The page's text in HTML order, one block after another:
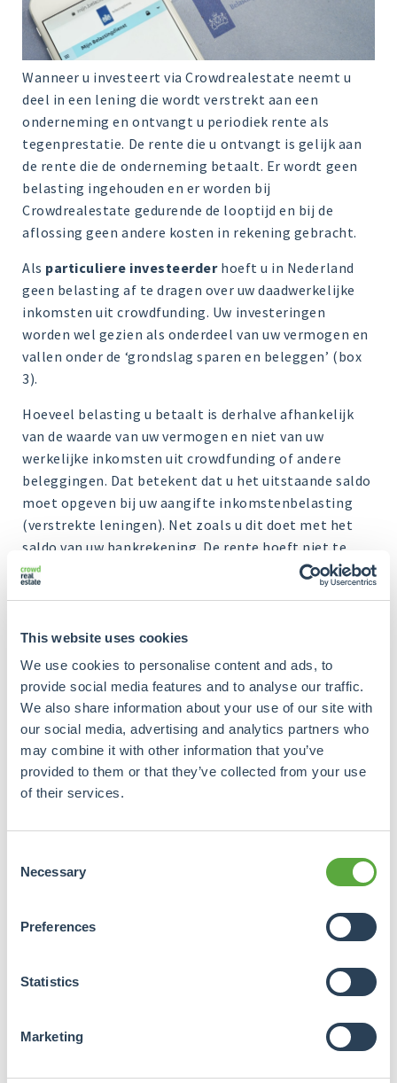
This website uses cookies
We use cookies to personalise content and ads, to
provide social media features and to analyse our traffic.
We also share information about your use of our site with
our social media, advertising and analytics partners who
may combine it with other information that you’ve
provided to them or that they’ve collected from your use
of their services.
Selection
Necessary
Preferences
Statistics
Marketing
Wanneer u investeert via Crowdrealestate neemt u
deel in een lening die wordt verstrekt aan een
onderneming en ontvangt u periodiek rente als
tegenprestatie. De rente die u ontvangt is gelijk aan
de rente die de onderneming betaalt. Er wordt geen
belasting ingehouden en er worden bij
Crowdrealestate gedurende de looptijd en bij de
aflossing geen andere kosten in rekening gebracht.
Als particuliere investeerderhoeft u in Nederland
geen belasting af te dragen over uw daadwerkelijke
inkomsten uit crowdfunding. Uw investeringen
worden wel gezien als onderdeel van uw vermogen en
vallen onder de ‘grondslag sparen en beleggen’ (box
3).
Hoeveel belasting u betaalt is derhalve afhankelijk
van de waarde van uw vermogen en niet van uw
werkelijke inkomsten uit crowdfunding of andere
beleggingen. Dat betekent dat u het uitstaande saldo
moet opgeven bij uw aangifte inkomstenbelasting
(verstrekte leningen). Net zoals u dit doet met het
saldo van uw bankrekening. De rente hoeft niet te
worden opgegeven, tenzij deze wordt bijgeschreven
bij het banksaldo.
belasting van uw inkomsten uit vermogen treft u aan
op dewebsitevan de Belastingdienst.
Bent u eenzakelijke investeerder? Voor
ondernemers die in het kader van hun onderneming
handelen, vormt het geïnvesteerde bedrag een
(vreemd vermogen) vordering die op de balans gezet
moet worden. De ontvangen rente behoort tot het
aftrekbaar. Voor IB ondernemers wordt de winst
belast in box 1 en voor ondernemingen met
vennootschap, wordt hierover
Heeft u specifieke inhoudelijke vragen? Dan adviseren
uw belastingadviseur.